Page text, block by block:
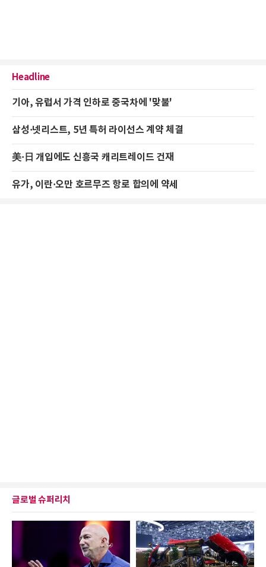
Headline
기아, 유럽서 가격 인하로 중국차에 '맞불'
삼성·넷리스트, 5년 특허 라이선스 계약 체결
美·日 개입에도 신흥국 캐리트레이드 건재
유가, 이란·오만 호르무즈 항로 합의에 약세
글로벌 슈퍼리치